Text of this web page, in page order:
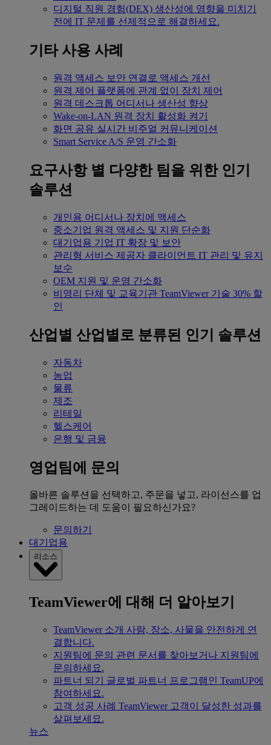
디지털 직원 경험(DEX) 생산성에 영향을 미치기
전에 IT 문제를 선제적으로 해결하세요.
기타 사용 사례
원격 액세스 보안 연결로 액세스 개선
원격 제어 플랫폼에 관계 없이 장치 제어
원격 데스크톱 어디서나 생산성 향상
Wake-on-LAN 원격 장치 활성화 켜기
화면 공유 실시간 비주얼 커뮤니케이션
Smart Service A/S 운영 간소화
요구사항 별 다양한 팀을 위한 인기
솔루션
개인용 어디서나 장치에 액세스
중소기업 원격 액세스 및 지원 단순화
대기업용 기업 IT 확장 및 보안
관리형 서비스 제공자 클라이언트 IT 관리 및 유지
보수
OEM 지원 및 운영 간소화
비영리 단체 및 교육기관 TeamViewer 기술 30% 할
인
산업별 산업별로 분류된 인기 솔루션
자동차
농업
물류
제조
리테일
헬스케어
은행 및 금융
영업팀에 문의
올바른 솔루션을 선택하고, 주문을 넣고, 라이선스를 업
그레이드하는 데 도움이 필요하신가요?
문의하기
대기업용
리소스
TeamViewer에 대해 더 알아보기
TeamViewer 소개 사람, 장소, 사물을 안전하게 연
결합니다.
지원팀에 문의 관련 문서를 찾아보거나 지원팀에
문의하세요.
파트너 되기
글로벌 파트너 프로그램인 TeamUP에
참여하세요.
고객 성공 사례 TeamViewer 고객이 달성한 성과를
살펴보세요.
뉴스